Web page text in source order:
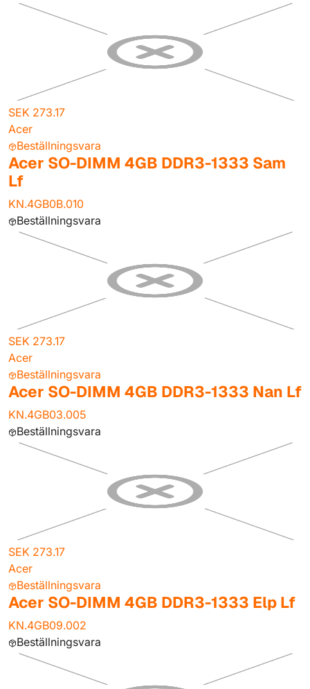
SEK 273.17
Acer
Beställningsvara
Acer SO-DIMM 4GB DDR3-1333 Sam
Lf
KN.4GB0B.010
Beställningsvara
SEK 273.17
Acer
Beställningsvara
Acer SO-DIMM 4GB DDR3-1333 Nan Lf
KN.4GB03.005
Beställningsvara
SEK 273.17
Acer
Beställningsvara
Acer SO-DIMM 4GB DDR3-1333 Elp Lf
KN.4GB09.002
Beställningsvara